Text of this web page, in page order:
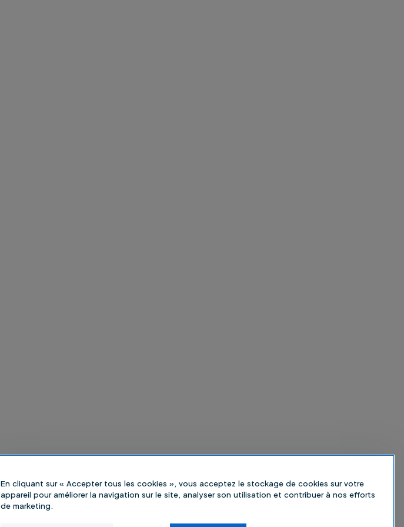
En cliquant sur « Accepter tous les cookies », vous acceptez le stockage de cookies sur votre
appareil pour améliorer la navigation sur le site, analyser son utilisation et contribuer à nos efforts
de marketing.